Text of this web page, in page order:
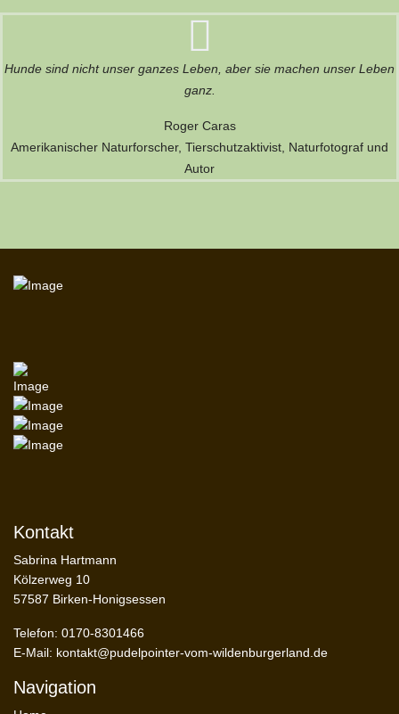
Hunde sind nicht unser ganzes Leben, aber sie machen unser Leben
ganz.
Roger Caras
Amerikanischer Naturforscher, Tierschutzaktivist, Naturfotograf und
Autor
Kontakt
Sabrina Hartmann
Kölzerweg 10
57587 Birken-Honigsessen
Telefon: 0170-8301466
E-Mail: kontakt@pudelpointer-vom-wildenburgerland.de
Navigation